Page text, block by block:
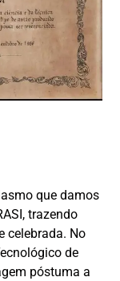
que damos
trazendo
celebrada. No
de
póstuma a